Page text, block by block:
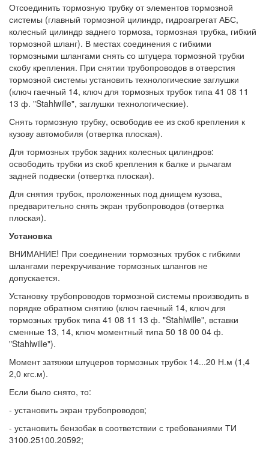
Отсоединить тормозную трубку от элементов тормозной
системы (главный тормозной цилиндр, гидроагрегат АБС,
колесный цилиндр заднего тормоза, тормозная трубка, гибкий
тормозной шланг). В местах соединения с гибкими
тормозными шлангами снять со штуцера тормозной трубки
скобу крепления. При снятии трубопроводов в отверстия
тормозной системы установить технологические заглушки
(ключ гаечный 14, ключ для тормозных трубок типа 41 08 11
13 ф. "Stahlwille", заглушки технологические).
Снять тормозную трубку, освободив ее из скоб крепления к
кузову автомобиля (отвертка плоская).
Для тормозных трубок задних колесных цилиндров:
освободить трубки из скоб крепления к балке и рычагам
задней подвески (отвертка плоская).
Для снятия трубок, проложенных под днищем кузова,
предварительно снять экран трубопроводов (отвертка
плоская).
Установка
ВНИМАНИЕ! При соединении тормозных трубок с гибкими
шлангами перекручивание тормозных шлангов не
допускается.
Установку трубопроводов тормозной системы производить в
порядке обратном снятию (ключ гаечный 14, ключ для
тормозных трубок типа 41 08 11 13 ф. "Stahlwille", вставки
сменные 13, 14, ключ моментный типа 50 18 00 04 ф.
"Stahlwille").
Момент затяжки штуцеров тормозных трубок 14...20 Н.м (1,4
2,0 кгс.м).
Если было снято, то:
- установить экран трубопроводов;
- установить бензобак в соответствии с требованиями ТИ
3100.25100.20592;